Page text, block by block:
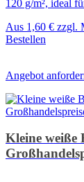
120 g/m², ideal
Aus 1,60 € zzgl.
Bestellen
Angebot
Kleine weiße